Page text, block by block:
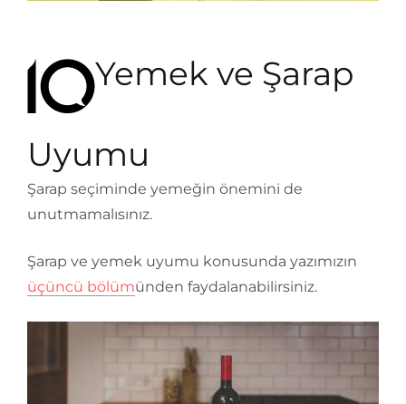
Yemek ve Şarap
Uyumu
Şarap seçiminde yemeğin önemini de
unutmamalısınız.
Şarap ve yemek uyumu konusunda yazımızın
üçüncü bölümünden faydalanabilirsiniz.